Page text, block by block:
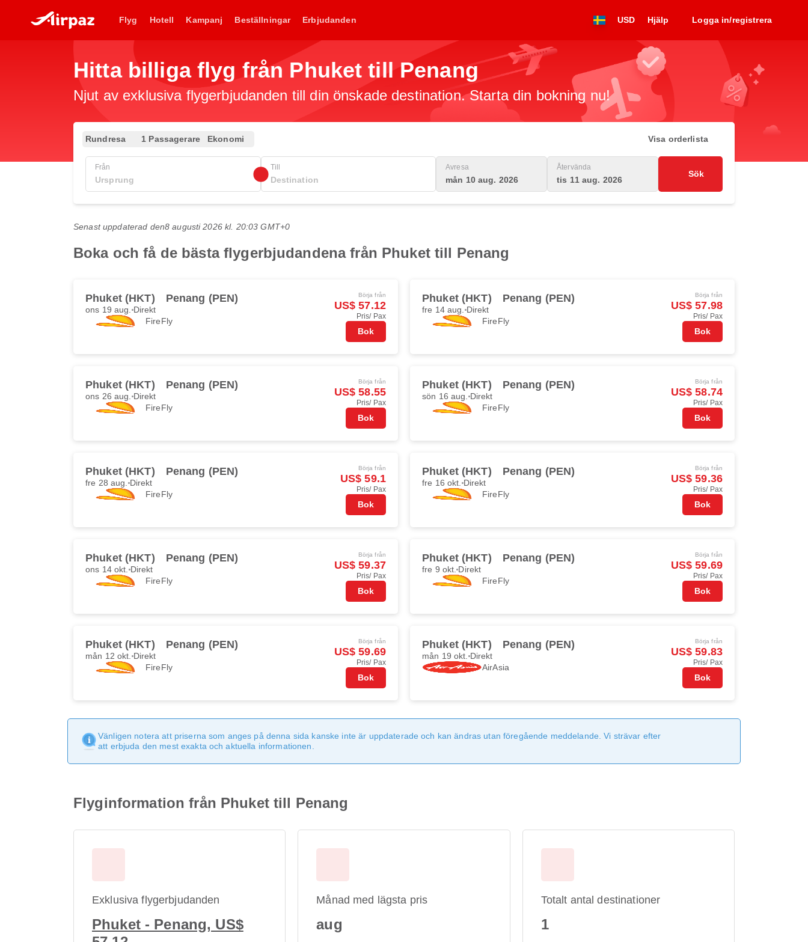
Flyg Hotell Kampanj Beställningar Erbjudanden USD Hjälp Logga in/registrera
Hitta billiga flyg från Phuket till Penang
Njut av exklusiva flygerbjudanden till din önskade destination. Starta din bokning nu!
Rundresa 1 Passagerare Ekonomi Visa orderlista
Från Till Avresa
mån 10 aug. 2026
Återvända
tis 11 aug. 2026
Sök
Senast uppdaterad den8 augusti 2026 kl. 20:03 GMT+0
Boka och få de bästa flygerbjudandena från Phuket till Penang
Phuket (HKT) Penang (PEN)
ons 19 aug. Direkt
FireFly
Börja från
US$ 57.12
Pris/ Pax
Bok
Phuket (HKT) Penang (PEN)
fre 14 aug. Direkt
FireFly
Börja från
US$ 57.98
Pris/ Pax
Bok
Phuket (HKT) Penang (PEN)
ons 26 aug. Direkt
FireFly
Börja från
US$ 58.55
Pris/ Pax
Bok
Phuket (HKT) Penang (PEN)
sön 16 aug. Direkt
FireFly
Börja från
US$ 58.74
Pris/ Pax
Bok
Phuket (HKT) Penang (PEN)
fre 28 aug. Direkt
FireFly
Börja från
US$ 59.1
Pris/ Pax
Bok
Phuket (HKT) Penang (PEN)
fre 16 okt. Direkt
FireFly
Börja från
US$ 59.36
Pris/ Pax
Bok
Phuket (HKT) Penang (PEN)
ons 14 okt. Direkt
FireFly
Börja från
US$ 59.37
Pris/ Pax
Bok
Phuket (HKT) Penang (PEN)
fre 9 okt. Direkt
FireFly
Börja från
US$ 59.69
Pris/ Pax
Bok
Phuket (HKT) Penang (PEN)
mån 12 okt. Direkt
FireFly
Börja från
US$ 59.69
Pris/ Pax
Bok
Phuket (HKT) Penang (PEN)
mån 19 okt. Direkt
AirAsia
Börja från
US$ 59.83
Pris/ Pax
Bok
Vänligen notera att priserna som anges på denna sida kanske inte är uppdaterade och kan ändras utan föregående meddelande. Vi strävar efter
att erbjuda den mest exakta och aktuella informationen.
Flyginformation från Phuket till Penang
Exklusiva flygerbjudanden
Phuket - Penang, US$
Månad med lägsta pris
aug
Totalt antal destinationer
1